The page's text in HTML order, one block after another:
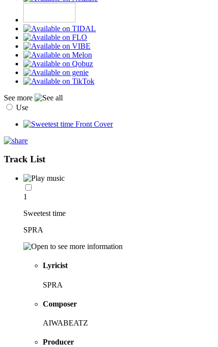
See more
Use
Track List
1
Sweetest time
SPRA
Lyricist
SPRA
Composer
AIWABEATZ
Producer